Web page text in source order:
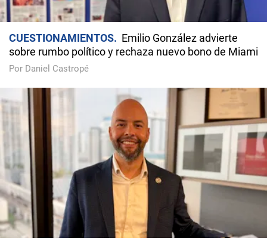
CUESTIONAMIENTOS
Emilio González advierte
sobre rumbo político y rechaza nuevo bono de Miami
Por Daniel Castropé